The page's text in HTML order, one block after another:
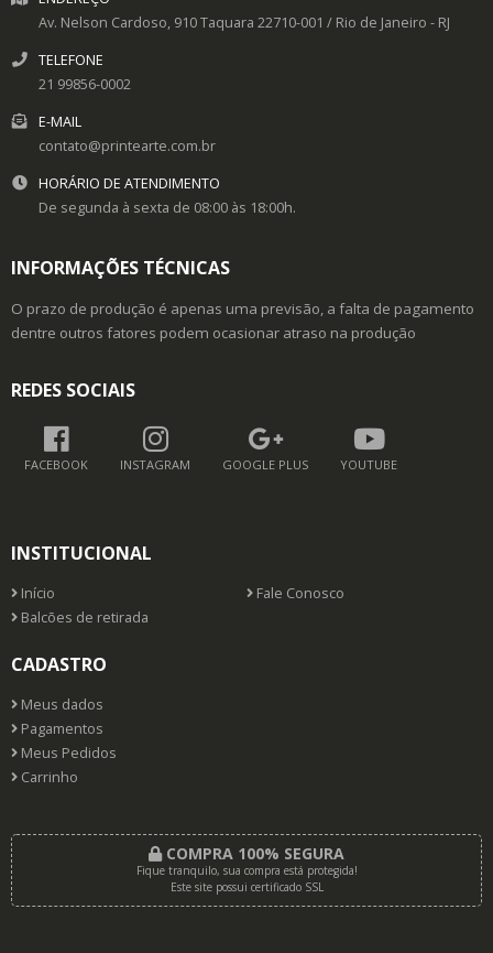
Av. Nelson Cardoso, 910Taquara 22710-001 / Rio de Janeiro - RJ
TELEFONE
21 99856-0002
E-MAIL
contato@printearte.com.br
HORÁRIO DE ATENDIMENTO
De segunda à sexta de 08:00 às 18:00h.
INFORMAÇÕES TÉCNICAS
O prazo de produção é apenas uma previsão, a falta de pagamento
dentre outros fatores podem ocasionar atraso na produção
REDES SOCIAIS
FACEBOOK INSTAGRAM GOOGLE PLUS YOUTUBE
INSTITUCIONAL
Início
Fale Conosco
Balcões de retirada
CADASTRO
Meus dados
Pagamentos
Meus Pedidos
Carrinho
COMPRA 100% SEGURA
Fique tranquilo, sua compra está protegida!
Este site possui certificado SSL